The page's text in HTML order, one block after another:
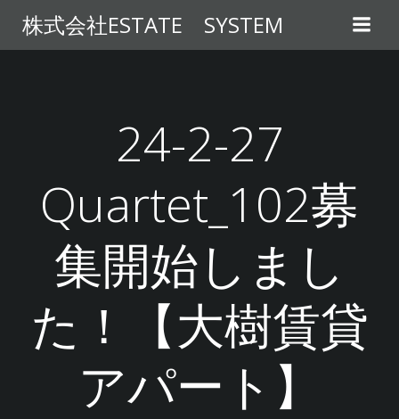
ン
テ
ス
キ
プ
株式会社ESTATE SYSTEM
24-2-27
Quartet_102募
集開始しまし
た！【大樹賃貸
アパート】